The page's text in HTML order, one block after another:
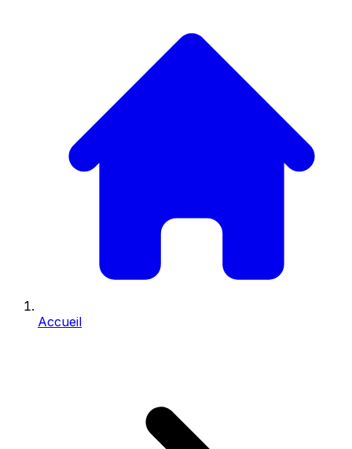
Accueil